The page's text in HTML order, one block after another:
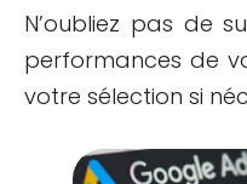
N’oubliez pas de
performances de
votre sélection si